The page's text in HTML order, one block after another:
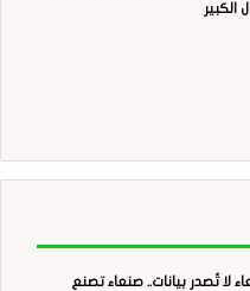
الكبير
لا تُصدر بيانات.. صنعاء تصنع